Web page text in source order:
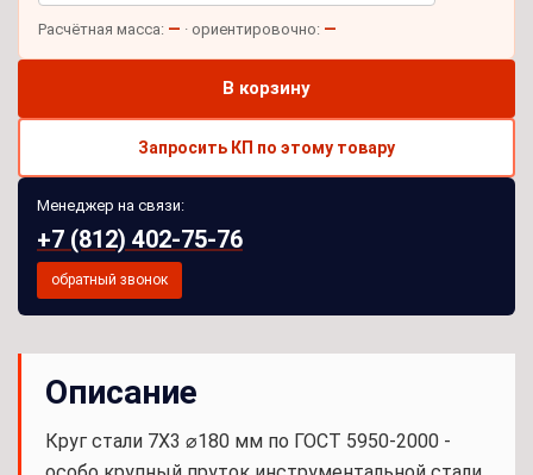
Расчётная масса: — · ориентировочно: —
В корзину
Запросить КП по этому товару
Менеджер на связи:
+7 (812) 402-75-76
обратный звонок
Описание
Круг стали 7Х3 ⌀180 мм по ГОСТ 5950-2000 -